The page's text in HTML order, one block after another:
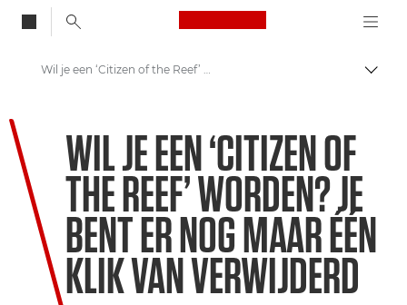
Canon Logo, back
Welkom bij VIEW
Onzichtbare wereld: Koraalbehoud voor de toekomst
Wil je een ‘Citizen of the Reef’ worden? Je bent er nog maar één klik van verwijderd
WIL JE EEN ‘CITIZEN OF
THE REEF’ WORDEN? JE
BENT ER NOG MAAR ÉÉN
KLIK VAN VERWIJDERD